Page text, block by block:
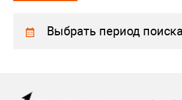
Выбрать период поиска